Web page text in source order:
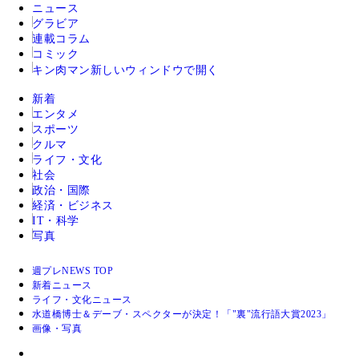
ニュース
グラビア
連載コラム
コミック
キン肉マン 新しいウィンドウで開く
新着
エンタメ
スポーツ
クルマ
ライフ・文化
社会
政治・国際
経済・ビジネス
IT・科学
写真
週プレNEWS TOP
新着ニュース
ライフ・文化ニュース
水道橋博士＆デーブ・スペクターが決定！「"裏"流行語大賞2023」
画像・写真